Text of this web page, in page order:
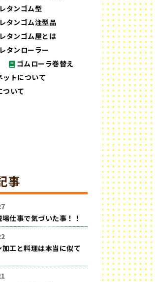
タンゴム型
タンゴム注型品
タンゴム屋とは
タンローラー
ゴムローラ巻替え
ットについて
ついて
事
仕事で気づいた事！！
工と料理は本当に似て